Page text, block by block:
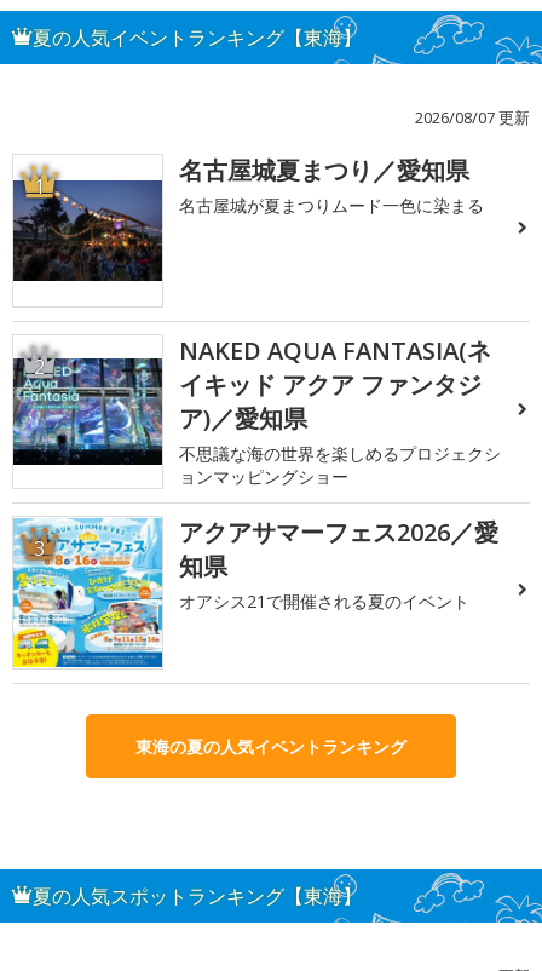
夏の人気イベントランキング【東海】
2026/08/07 更新
1 名古屋城夏まつり／愛知県
名古屋城が夏まつりムード一色に染まる
2
NAKED AQUA FANTASIA(ネ
イキッド アクア ファンタジ
ア)／愛知県
不思議な海の世界を楽しめるプロジェクシ
ョンマッピングショー
3
アクアサマーフェス2026／愛
知県
オアシス21で開催される夏のイベント
東海の夏の人気イベントランキング
夏の人気スポットランキング【東海】